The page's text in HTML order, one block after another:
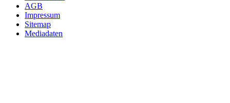
AGB
Impressum
Sitemap
Mediadaten